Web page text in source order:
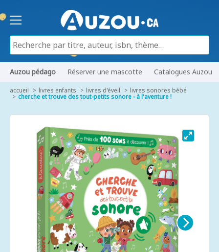
Auzou pédago Réserver une mascotte Catalogues Auzou
accueil livres enfants livres d'éveil livres sonores bébé
cherche et trouve des tout-petits sonore - à l'aventure !